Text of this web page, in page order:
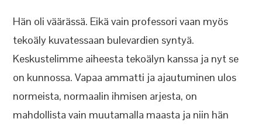
Hän oli väärässä. Eikä vain professori vaan myös
tekoäly kuvatessaan bulevardien syntyä.
Keskustelimme aiheesta tekoälyn kanssa ja nyt se
on kunnossa. Vapaa ammatti ja ajautuminen ulos
normeista, normaalin ihmisen arjesta, on
mahdollista vain muutamalla maasta ja niin hän